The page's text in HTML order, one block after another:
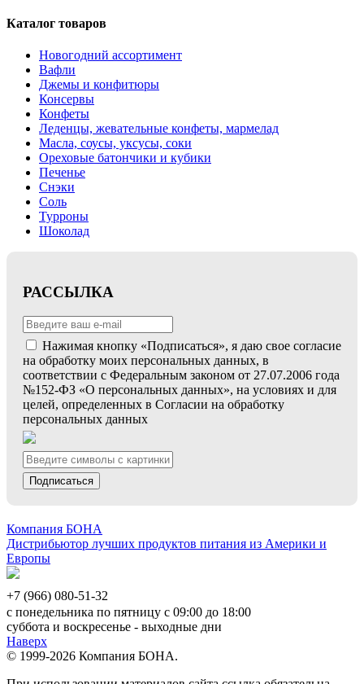
Каталог товаров
Новогодний ассортимент
Вафли
Джемы и конфитюры
Консервы
Конфеты
Леденцы, жевательные конфеты, мармелад
Масла, соусы, уксусы, соки
Ореховые батончики и кубики
Печенье
Снэки
Соль
Турроны
Шоколад
РАССЫЛКА
Нажимая кнопку «Подписаться», я даю свое согласие
на обработку моих персональных данных, в
соответствии с Федеральным законом от 27.07.2006 года
№152-ФЗ «О персональных данных», на условиях и для
целей, определенных в Согласии на обработку
персональных данных
Подписаться
Компания БОНА
Дистрибьютор лучших продуктов питания из Америки и
Европы
+7 (966) 080-51-32
с понедельника по пятницу с 09:00 до 18:00
суббота и воскресенье - выходные дни
Наверх
© 1999-2026 Компания БОНА.